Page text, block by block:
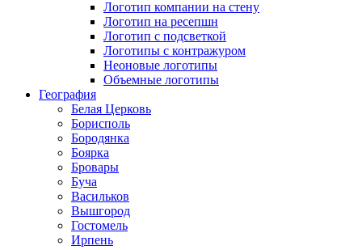
Логотип компании на стену
Логотип на ресепшн
Логотип с подсветкой
Логотипы с контражуром
Неоновые логотипы
Объемные логотипы
География
Белая Церковь
Борисполь
Бородянка
Боярка
Бровары
Буча
Васильков
Вышгород
Гостомель
Ирпень